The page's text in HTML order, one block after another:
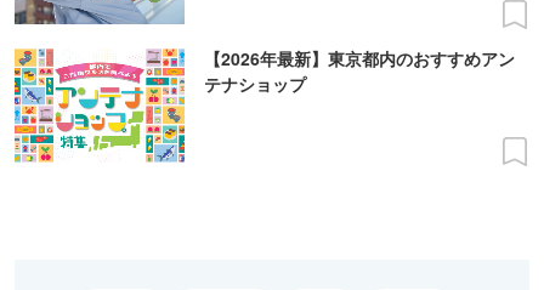
【2026年最新】東京都内のおすすめアン
テナショップ